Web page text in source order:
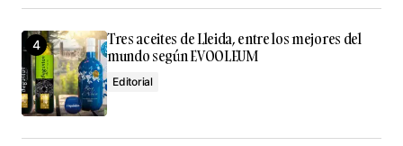
Tres aceites de Lleida, entre los mejores del
mundo según EVOOLEUM
Editorial